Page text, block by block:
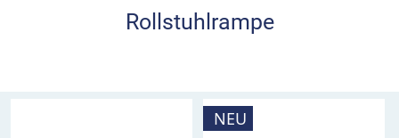
Rollstuhlrampe
NEU